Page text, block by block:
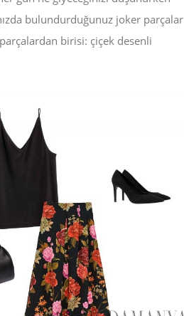
bulundurduğunuz joker parçalar
birisi: çiçek desenli